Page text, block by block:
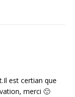
est certian que
merci 🙂